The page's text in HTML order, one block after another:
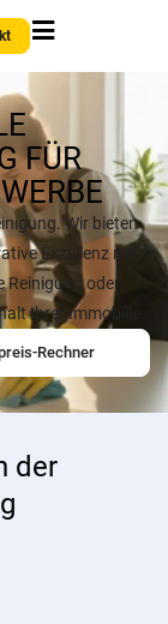
FÜR
Wir bieten
Exzellenz mit
oder
Ihrer Immobilie.
Rechner
der